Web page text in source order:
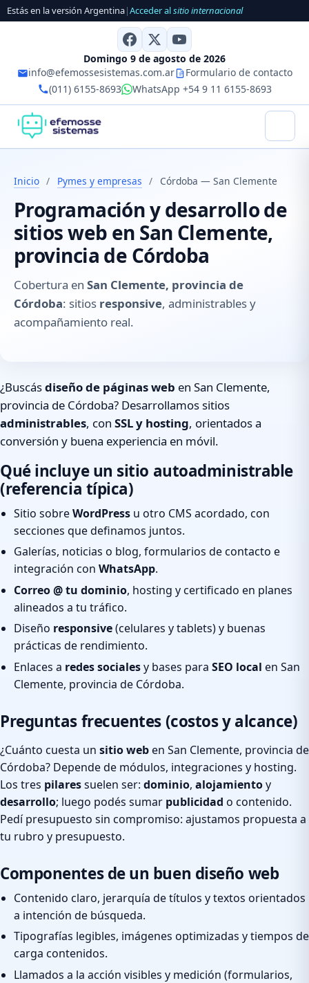
Estás en la versión Argentina|Acceder alsitio internacional
Domingo 9 de agosto de 2026
info@efemossesistemas.com.ar
Formulario de contacto
(011) 6155-8693
WhatsApp +54 9 11 6155-8693
Inicio / Pymes y empresas / Córdoba — San Clemente
Programación y desarrollo de
sitios web en San Clemente,
provincia de Córdoba
Cobertura en San Clemente, provincia de
Córdoba: sitios responsive, administrables y
acompañamiento real.
¿Buscásdiseño de páginas web en San Clemente,
provincia de Córdoba? Desarrollamos sitios
administrables, con SSL y hosting, orientados a
conversión y buena experiencia en móvil.
Qué incluye un sitio autoadministrable
(referencia típica)
Sitio sobreWordPress u otro CMS acordado, con
secciones que definamos juntos.
Galerías, noticias o blog, formularios de contacto e
integración con WhatsApp.
Correo @ tu dominio, hosting y certificado en planes
alineados a tu tráfico.
Diseño responsive(celulares y tablets) y buenas
prácticas de rendimiento.
Enlaces a redes socialesy bases para SEO local en San
Clemente, provincia de Córdoba.
Preguntas frecuentes (costos y alcance)
¿Cuánto cuesta un sitio weben San Clemente, provincia de
Córdoba? Depende de módulos, integraciones y hosting.
Los tres pilaressuelen ser: dominio, alojamientoy
desarrollo; luego podés sumar publicidad o contenido.
Pedí presupuesto sin compromiso: ajustamos propuesta a
tu rubro y presupuesto.
Componentes de un buen diseño web
Contenido claro, jerarquía de títulos y textos orientados
a intención de búsqueda.
Tipografías legibles, imágenes optimizadas y tiempos de
carga contenidos.
Llamados a la acción visibles y medición (formularios,